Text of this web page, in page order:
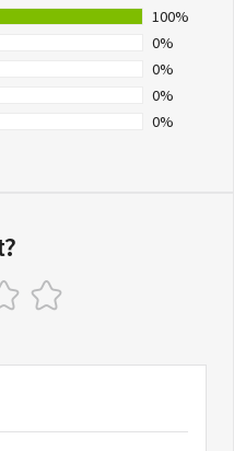
100%
0%
0%
0%
0%